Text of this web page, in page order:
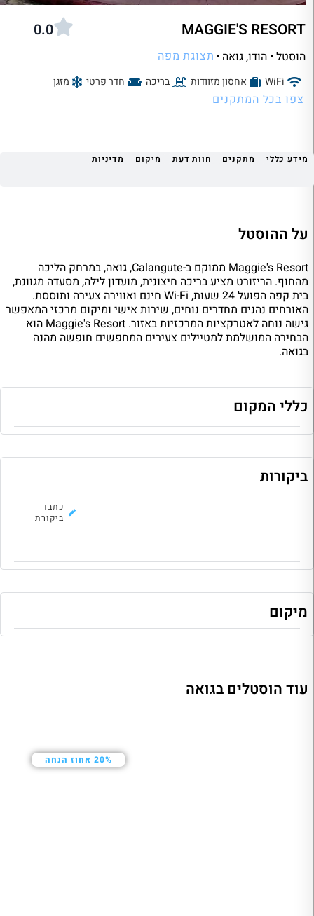
MAGGIE'S RESORT
0.0
הוסטל • הודו, גואה • תצוגת מפה
WiFi אחסון מזוודות בריכה חדר פרטי מזגן
צפו בכל המתקנים
מידע כללי מתקנים חוות דעת מיקום מדיניות
על ההוסטל
Maggie's Resort ממוקם ב-Calangute, גואה, במרחק הליכה
מהחוף. הריזורט מציע בריכה חיצונית, מועדון לילה, מסעדה מגוונת,
בית קפה הפועל 24 שעות, Wi-Fi חינם ואווירה צעירה ותוססת.
האורחים נהנים מחדרים נוחים, שירות אישי ומיקום מרכזי המאפשר
גישה נוחה לאטרקציות המרכזיות באזור. Maggie's Resort הוא
הבחירה המושלמת למטיילים צעירים המחפשים חופשה מהנה
בגואה.
כללי המקום
ביקורות
כתבו
ביקורת
מיקום
עוד הוסטלים בגואה
20% אחוז הנחה